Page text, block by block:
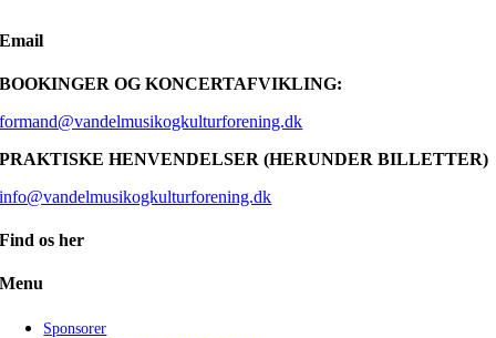
Email
BOOKINGER OG KONCERTAFVIKLING:
formand@vandelmusikogkulturforening.dk
PRAKTISKE HENVENDELSER (HERUNDER BILLETTER)
info@vandelmusikogkulturforening.dk
Find os her
Menu
Sponsorer